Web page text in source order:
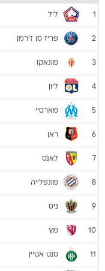
1 ליל
2 פריז סן ז'רמן
3 מונאקו
4 ליון
5 מארסיי
6 ראן
7 לאנס
8 מונפלייה
9 ניס
10 מץ
11 סנט אטיין